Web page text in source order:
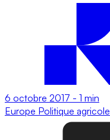
6 octobre 2017 - 1 min
Europe Politique agricole